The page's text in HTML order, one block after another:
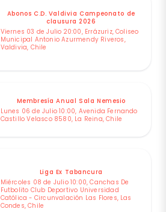
Abonos C.D. Valdivia Campeonato de
clausura 2026
Viernes 03 de Julio 20:00, Errázuriz, Coliseo
Municipal Antonio Azurmendy Riveros,
Valdivia, Chile
Membresía Anual Sala Nemesio
Lunes 06 de Julio 10:00, Avenida Fernando
Castillo Velasco 8580, La Reina, Chile
Liga Ex Tabancura
Miércoles 08 de Julio 10:00, Canchas De
Futbolito Club Deportivo Universidad
Católica - Circunvalación Las Flores, Las
Condes, Chile